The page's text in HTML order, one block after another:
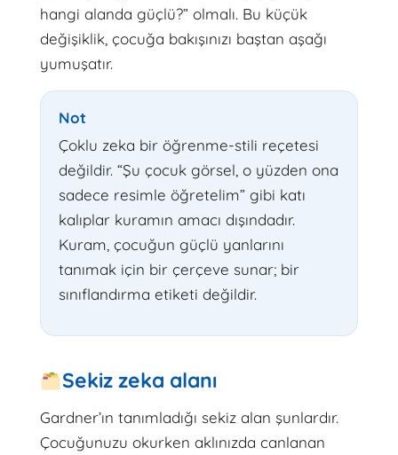
hangi alanda güçlü?” olmalı. Bu küçük
değişiklik, çocuğa bakışınızı baştan aşağı
yumuşatır.
Not
Çoklu zeka bir öğrenme-stili reçetesi
değildir. “Şu çocuk görsel, o yüzden ona
sadece resimle öğretelim” gibi katı
kalıplar kuramın amacı dışındadır.
Kuram, çocuğun güçlü yanlarını
tanımak için bir çerçeve sunar; bir
sınıflandırma etiketi değildir.
Sekiz zeka alanı
Gardner’ın tanımladığı sekiz alan şunlardır.
Çocuğunuzu okurken aklınızda canlanan